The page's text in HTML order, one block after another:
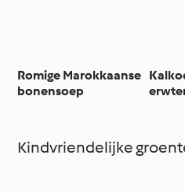
Romige Marokkaanse
bonensoep
Kindvriendelijke